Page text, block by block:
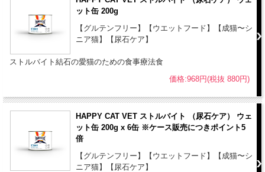
●HAPPY CAT VETアディポシタス(肥満ケア)ウェット缶と混ぜて使用
する場合は、ウェットフード100gをドライフード20g換算にてご使用
【使用上の注意事項】
●本製品は食事療法食です。栄養特性上、本製品の使用が推奨されな
●いつでも新鮮な水が飲めるようにしておいてください。
●本品使用時は他の食事摂取を控え、本品のみでの給餌をお勧めしま
す。他の食べ物と混ぜた給餌、間食などによりフード自体の特性が薄
くなることがあります。
●給与量は個体差にあわせる必要があるため、ある程度量を減らした
ット缶 200g
【グルテンフリー】【ウエットフード】【成猫〜シ
ニア猫】【尿石ケア】
ストルバイト結石の愛猫のための食事療法食
価格:968円(税抜 880円)
HAPPY CAT VET ストルバイト （尿石ケア） ウェ
ット缶 200g x 6缶 ※ケース販売につきポイント5
倍
【グルテンフリー】【ウエットフード】【成猫〜シ
ニア猫】【尿石ケア】